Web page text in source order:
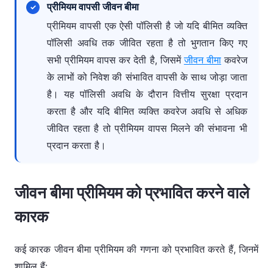
प्रीमियम वापसी जीवन बीमा
प्रीमियम वापसी एक ऐसी पॉलिसी है जो यदि बीमित व्यक्ति
पॉलिसी अवधि तक जीवित रहता है तो भुगतान किए गए
सभी प्रीमियम वापस कर देती है, जिसमेंजीवन बीमाकवरेज
के लाभों को निवेश की संभावित वापसी के साथ जोड़ा जाता
है। यह पॉलिसी अवधि के दौरान वित्तीय सुरक्षा प्रदान
करता है और यदि बीमित व्यक्ति कवरेज अवधि से अधिक
जीवित रहता है तो प्रीमियम वापस मिलने की संभावना भी
प्रदान करता है।
जीवन बीमा प्रीमियम को प्रभावित करने वाले
कारक
कई कारक जीवन बीमा प्रीमियम की गणना को प्रभावित करते हैं, जिनमें